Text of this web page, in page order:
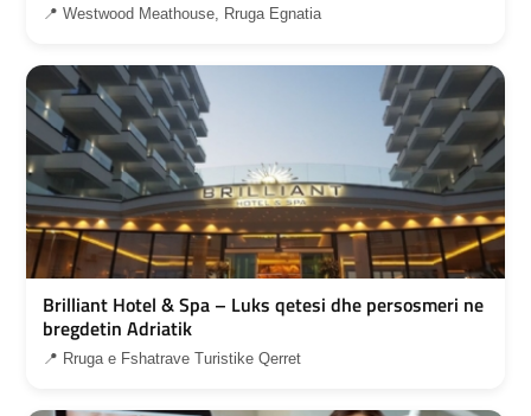
📍 Westwood Meathouse, Rruga Egnatia
Brilliant Hotel & Spa – Luks qetesi dhe persosmeri ne
bregdetin Adriatik
📍 Rruga e Fshatrave Turistike Qerret